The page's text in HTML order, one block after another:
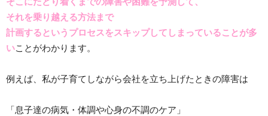
それを乗り越える方法まで
計画するというプロセスをスキップしてしまっていることが多
いことがわかります。
例えば、私が子育てしながら会社を立ち上げたときの障害は
「息子達の病気・体調や心身の不調のケア」